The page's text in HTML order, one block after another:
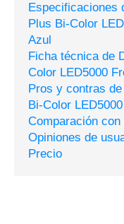
Especificaciones
Plus Bi-Color
Azul
Ficha técnica de
Color LED5000
Pros y contras
Bi-Color
Comparación
Opiniones de
Precio